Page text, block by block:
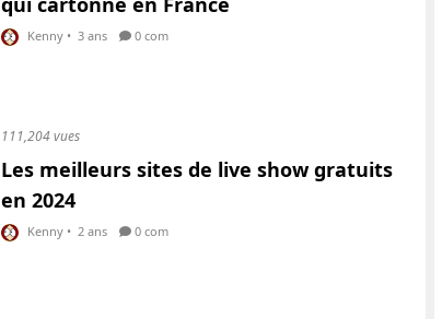
Kenny • 3 ans 0 com
111,204 vues
Les meilleurs sites de live show gratuits
en 2024
Kenny • 2 ans 0 com